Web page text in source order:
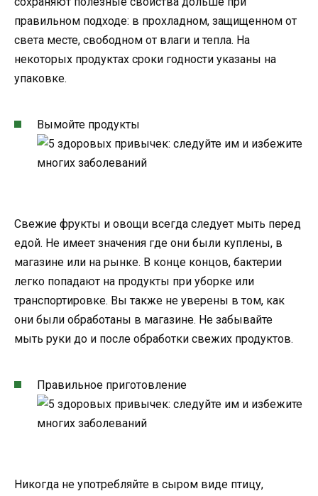
правильном подходе: в прохладном, защищенном от
света месте, свободном от влаги и тепла. На
некоторых продуктах сроки годности указаны на
упаковке.
Вымойте продукты
Свежие фрукты и овощи всегда следует мыть перед
едой. Не имеет значения где они были куплены, в
магазине или на рынке. В конце концов, бактерии
легко попадают на продукты при уборке или
транспортировке. Вы также не уверены в том, как
они были обработаны в магазине. Не забывайте
мыть руки до и после обработки свежих продуктов.
Правильное приготовление
Никогда не употребляйте в сыром виде птицу,